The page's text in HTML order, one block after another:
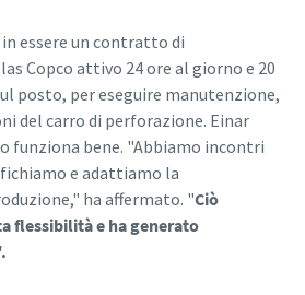
in essere un contratto di
Copco attivo 24 ore al giorno e 20
posto, per eseguire manutenzione,
del carro di perforazione. Einar
funziona bene. "Abbiamo incontri
e adattiamo la
ha affermato. "Ciò
flessibilità e ha generato